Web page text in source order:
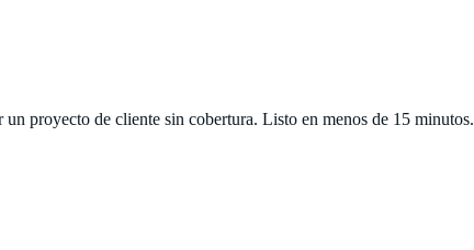
proyecto de cliente sin cobertura. Listo en menos de 15 minutos.